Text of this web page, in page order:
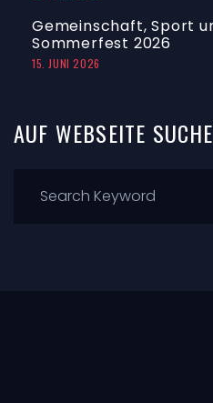
Gemeinschaft, Sport
Sommerfest 2026
15. JUNI 2026
AUF WEBSEITE